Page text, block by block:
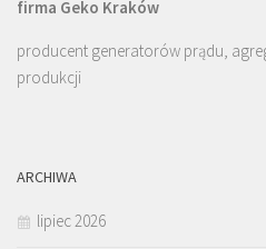
firma Geko Kraków
producent generatorów prądu,
produkcji
ARCHIWA
lipiec 2026